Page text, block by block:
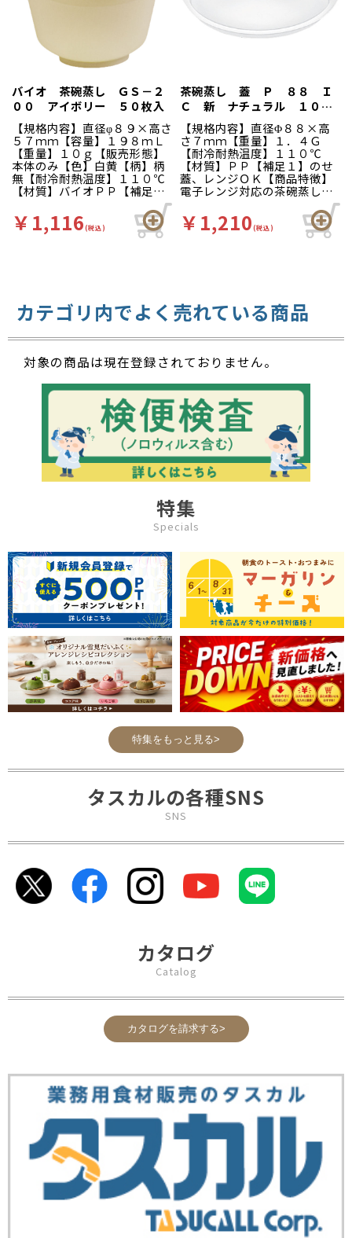
バイオ 茶碗蒸し ＧＳ－２
００ アイボリー ５０枚入
【規格内容】直径φ８９×高さ
５７ｍｍ【容量】１９８ｍＬ
【重量】１０ｇ【販売形態】
本体のみ【色】白黄【柄】柄
無【耐冷耐熱温度】１１０℃
【材質】バイオＰＰ【補足
１】レンジＯＫ、環境配慮商
品【商品特徴】電子レンジ対
応の茶碗蒸し容器です。
￥1,116(税込)
茶碗蒸し 蓋 Ｐ ８８ Ｉ
Ｃ 新 ナチュラル １００
枚入
【規格内容】直径Φ８８×高
さ７ｍｍ【重量】１．４Ｇ
【耐冷耐熱温度】１１０℃
【材質】ＰＰ【補足１】のせ
蓋、レンジＯＫ【商品特徴】
電子レンジ対応の茶碗蒸し容
碗蒸し用の蓋です（嵌合しま
せんので店頭販売等には適し
ません）。【色】透明【柄】
￥1,210(税込)
カテゴリ内でよく売れている商品
対象の商品は現在登録されておりません。
特集
Specials
特集をもっと見る>
タスカルの各種SNS
SNS
カタログ
Catalog
カタログを請求する>